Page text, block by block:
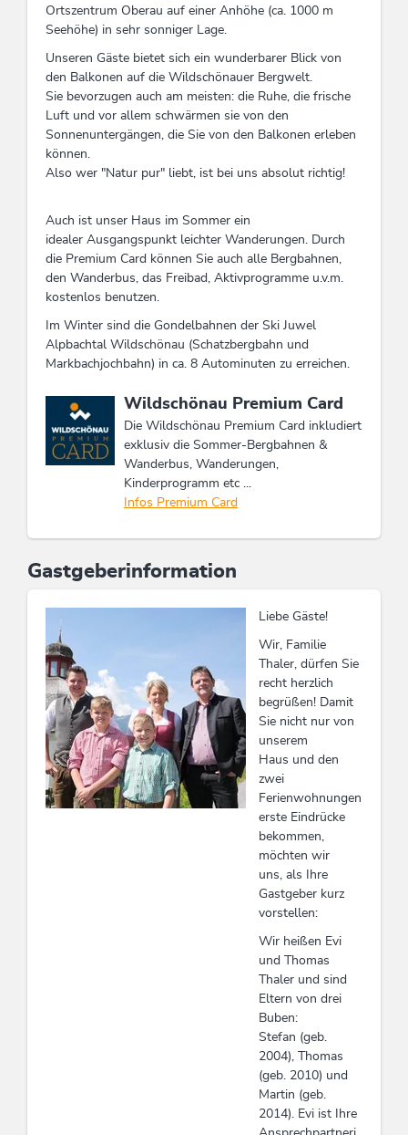
Ortszentrum Oberau auf einer Anhöhe (ca. 1000 m
Seehöhe) in sehr sonniger Lage.
Unseren Gäste bietet sich ein wunderbarer Blick von
den Balkonen auf die Wildschönauer Bergwelt.
Sie bevorzugen auch am meisten: die Ruhe, die frische
Luft und vor allem schwärmen sie von den
Sonnenuntergängen, die Sie von den Balkonen erleben
können.
Also wer "Natur pur" liebt, ist bei uns absolut richtig!
Auch ist unser Haus im Sommer ein
idealer Ausgangspunkt leichter Wanderungen. Durch
die Premium Card können Sie auch alle Bergbahnen,
den Wanderbus, das Freibad, Aktivprogramme u.v.m.
kostenlos benutzen.
Im Winter sind die Gondelbahnen der Ski Juwel
Alpbachtal Wildschönau (Schatzbergbahn und
Markbachjochbahn) in ca. 8 Autominuten zu erreichen.
Diese Unterkunft ist Mitglied von
Wildschönau Premium Card
Die Wildschönau Premium Card inkludiert
exklusiv die Sommer-Bergbahnen &
Wanderbus, Wanderungen,
Kinderprogramm etc ...
Infos Premium Card
Gastgeberinformation
Liebe Gäste!
Wir, Familie
Thaler, dürfen Sie
recht herzlich
begrüßen! Damit
Sie nicht nur von
unserem
Haus und den
zwei
Ferienwohnungen
erste Eindrücke
bekommen,
möchten wir
uns, als Ihre
Gastgeber kurz
vorstellen:
Wir heißen Evi
und Thomas
Thaler und sind
Eltern von drei
Buben:
Stefan (geb.
2004), Thomas
(geb. 2010) und
Martin (geb.
2014). Evi ist Ihre